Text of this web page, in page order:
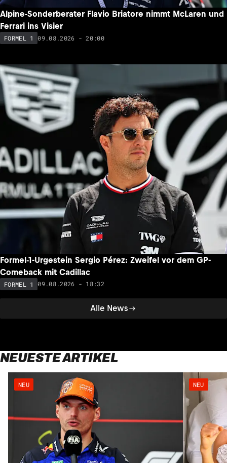
Alle News
Alpine-Sonderberater Flavio Briatore nimmt McLaren und
Ferrari ins Visier
FORMEL 1 09.08.2026 - 20:00
Formel-1-Urgestein Sergio Pérez: Zweifel vor dem GP-
Comeback mit Cadillac
FORMEL 1 09.08.2026 - 18:32
NEUESTE ARTIKEL
NEU NEU